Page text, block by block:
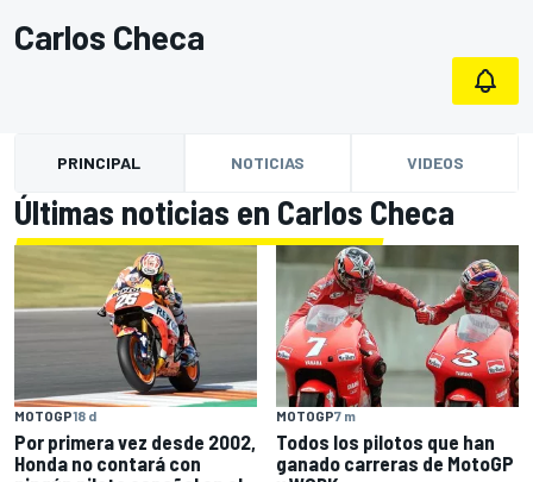
Carlos Checa
PRINCIPAL NOTICIAS VIDEOS
Últimas noticias en Carlos Checa
MOTOGP18 d
Por primera vez desde 2002,
Honda no contará con
MOTOGP7 m
Todos los pilotos que han
ganado carreras de MotoGP